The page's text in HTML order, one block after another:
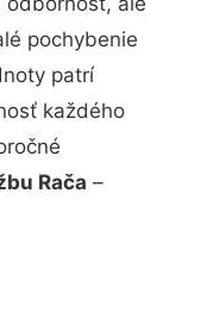
pochybenie
patrí
každého
Rača –